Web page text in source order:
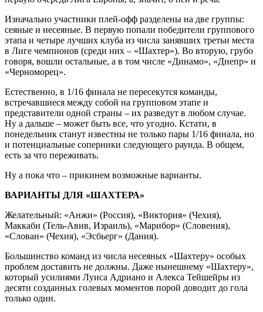
Изначально участники плей-офф разделены на две группы:
сеяные и несеяные. В первую попали победители группового
этапа и четыре лучших клуба из числа занявших третьи места
в Лиге чемпионов (среди них – «Шахтер»). Во вторую, грубо
говоря, вошли остальные, а в том числе «Динамо», «Днепр» и
«Черноморец».
Естественно, в 1/16 финала не пересекутся команды,
встречавшиеся между собой на групповом этапе и
представители одной страны – их разведут в любом случае.
Ну а дальше – может быть все, что угодно. Кстати, в
понедельник станут известны не только пары 1/16 финала, но
и потенциальные соперники следующего раунда. В общем,
есть за что переживать.
Ну а пока что – прикинем возможные варианты.
ВАРИАНТЫ ДЛЯ «ШАХТЕРА»
Желательный: «Анжи» (Россия), «Виктория» (Чехия),
Маккаби (Тель-Авив, Израиль), «Марибор» (Словения),
«Слован» (Чехия), «Эсбьерг» (Дания).
Большинство команд из числа несеяных «Шахтеру» особых
проблем доставить не должны. Даже нынешнему «Шахтеру»,
который усилиями Луиса Адриано и Алекса Тейшейры из
десяти созданных голевых моментов порой доводит до гола
только один.